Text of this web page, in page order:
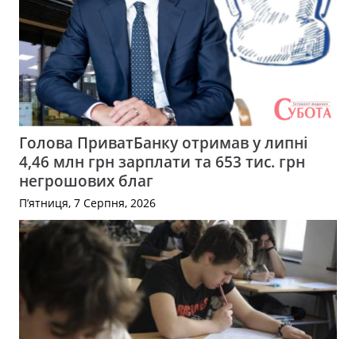
Голова ПриватБанку отримав у липні
4,46 млн грн зарплати та 653 тис. грн
негрошових благ
П’ятниця, 7 Серпня, 2026